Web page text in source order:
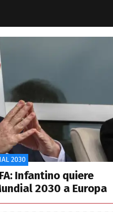
2030
Infantino quiere
2030 a Europa